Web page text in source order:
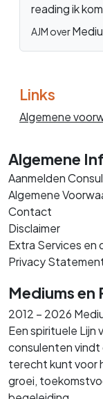
reading ik
AJM over
Links
Algemene
Algemene
Aanmelden
Algemene
Contact
Disclaimer
Extra Services en
Privacy
Mediums en
2012 – 2026
Een spirituele Lijn
consulenten vindt
terecht kunt voor
groei,